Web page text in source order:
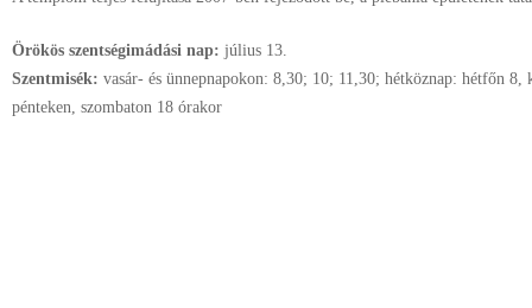
Örökös szentségimádási nap: július 13.
Szentmisék: vasár- és ünnepnapokon: 8,30; 10; 11,30; hétköznap: hétfőn 8,
pénteken, szombaton 18 órakor